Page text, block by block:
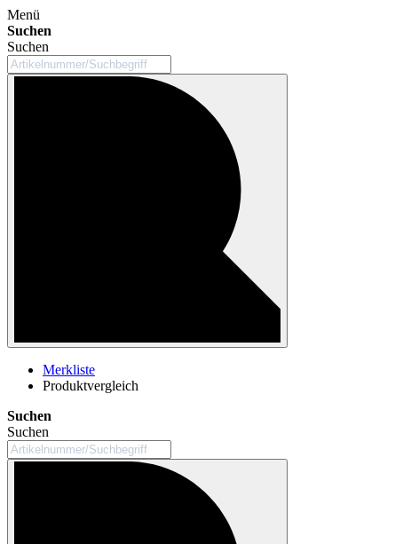
Menü
Suchen
Suchen
Merkliste
Produktvergleich
Suchen
Suchen